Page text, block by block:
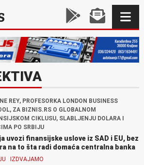
REY, PROFESORKA LONDON BUSINESS
ZA BIZNIS.RS O GLOBALNOM
CIKLUSU, SLABLJENJU DOLARA I
PO SRBIJU
uvozi finansijske uslove iz SAD i EU, bez
na to šta radi domaća centralna banka
IZDVAJAMO